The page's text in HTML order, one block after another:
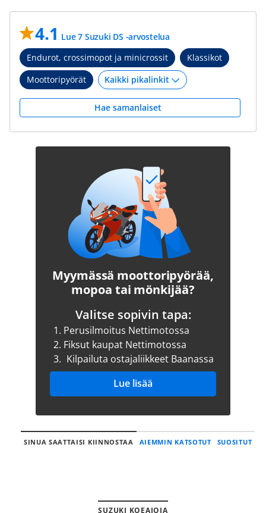
4.1 Lue 7 Suzuki DS -arvostelua
Endurot, crossimopot ja minicrossit
Klassikot
Moottoripyörät
Hae samanlaiset
Myymässä moottoripyörää,
mopoa tai mönkijää?
Valitse sopivin tapa:
1. Perusilmoitus Nettimotossa
2. Fiksut kaupat Nettimotossa
3. Kilpailuta ostajaliikkeet Baanassa
Lue lisää
SINUA SAATTAISI KIINNOSTAA AIEMMIN KATSOTUT SUOSITUT
SUZUKI KOEAJOJA